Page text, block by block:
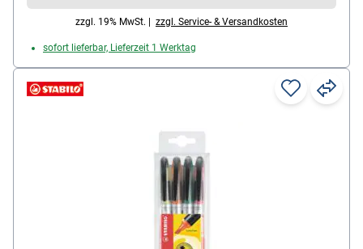
zzgl. 19% MwSt. | zzgl. Service- & Versandkosten
sofort lieferbar, Lieferzeit 1 Werktag